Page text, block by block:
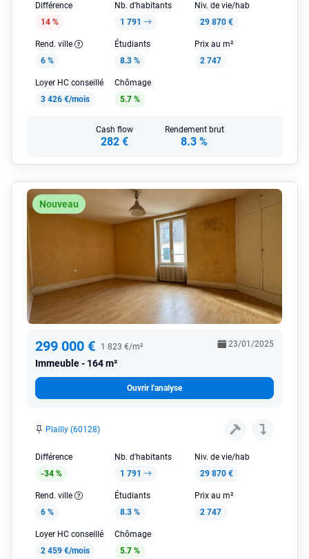
Différence
14 %
Nb. d'habitants
1 791
Niv. de vie/hab
29 870 €
Rend. ville
6 %
Étudiants
8.3 %
Prix au m²
2 747
Loyer HC conseillé
3 426 €/mois
Chômage
5.7 %
Cash flow
282 €
Rendement brut
8.3 %
Nouveau
299 000 € 1 823 €/m²
Immeuble 164 m²
23/01/2025
Ouvrir l'analyse
Plailly (60128)
Différence
-34 %
Nb. d'habitants
1 791
Niv. de vie/hab
29 870 €
Rend. ville
6 %
Étudiants
8.3 %
Prix au m²
2 747
Loyer HC conseillé
2 459 €/mois
Chômage
5.7 %